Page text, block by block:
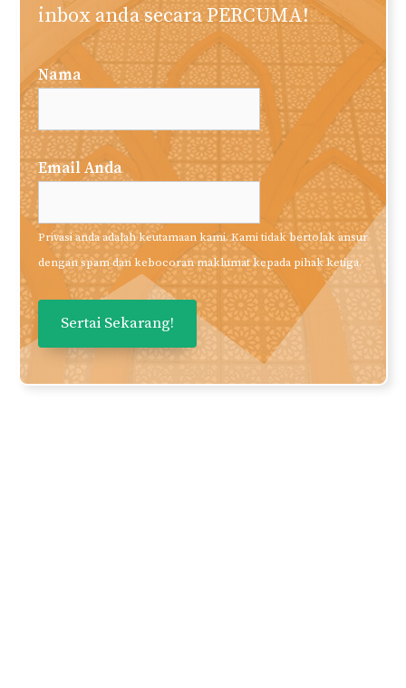
inbox anda secara PERCUMA!
Nama
Email Anda
Privasi anda adalah keutamaan kami. Kami tidak bertolak ansur
dengan spam dan kebocoran maklumat kepada pihak ketiga.